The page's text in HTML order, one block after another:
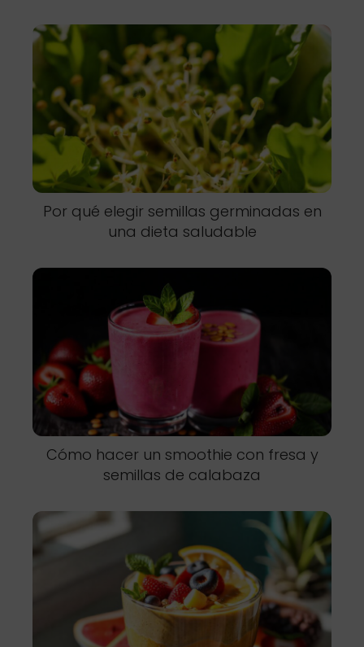
Por qué elegir semillas germinadas en
una dieta saludable
Cómo hacer un smoothie con fresa y
semillas de calabaza